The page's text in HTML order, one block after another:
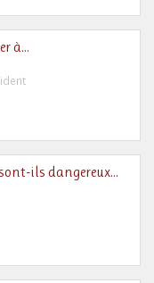
à…
ils dangereux…